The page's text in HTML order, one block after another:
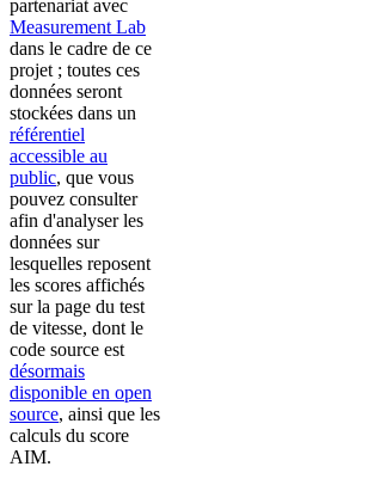
partenariat avec
Measurement Lab
dans le cadre de ce
projet ; toutes ces
données seront
stockées dans un
référentiel
accessible au
public, que vous
pouvez consulter
afin d'analyser les
données sur
lesquelles reposent
les scores affichés
sur la page du test
de vitesse, dont le
code source est
désormais
disponible en open
source, ainsi que les
calculs du score
AIM.